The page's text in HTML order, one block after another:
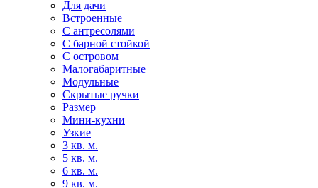
Для дачи
Встроенные
С антресолями
С барной стойкой
С островом
Малогабаритные
Модульные
Скрытые ручки
Размер
Мини-кухни
Узкие
3 кв. м.
5 кв. м.
6 кв. м.
9 кв. м.